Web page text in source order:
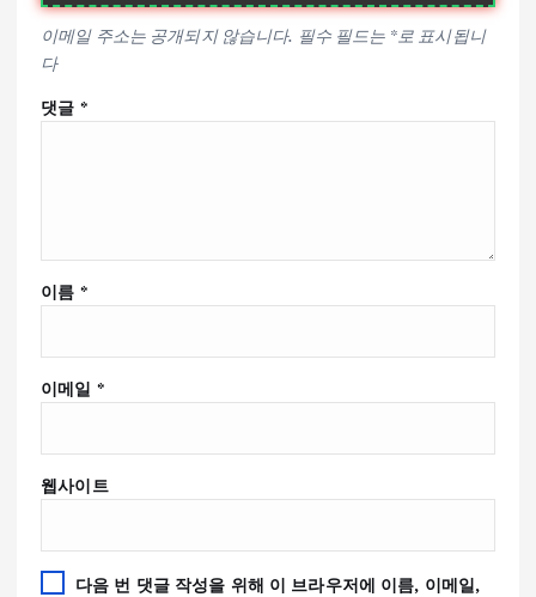
이메일 주소는 공개되지 않습니다. 필수 필드는 *로 표시됩니
다
댓글 *
이름 *
이메일 *
웹사이트
다음 번 댓글 작성을 위해 이 브라우저에 이름, 이메일,